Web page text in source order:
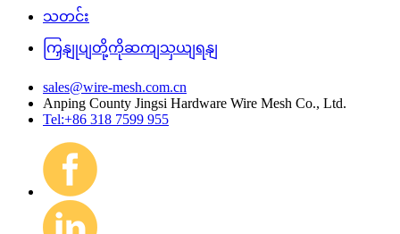
သတင်း
ကြှနျုပျတို့ကိုဆကျသှယျရနျ
sales@wire-mesh.com.cn
Anping County Jingsi Hardware Wire Mesh Co., Ltd.
Tel:+86 318 7599 955